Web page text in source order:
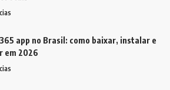
app no Brasil: como baixar, instalar e
em 2026